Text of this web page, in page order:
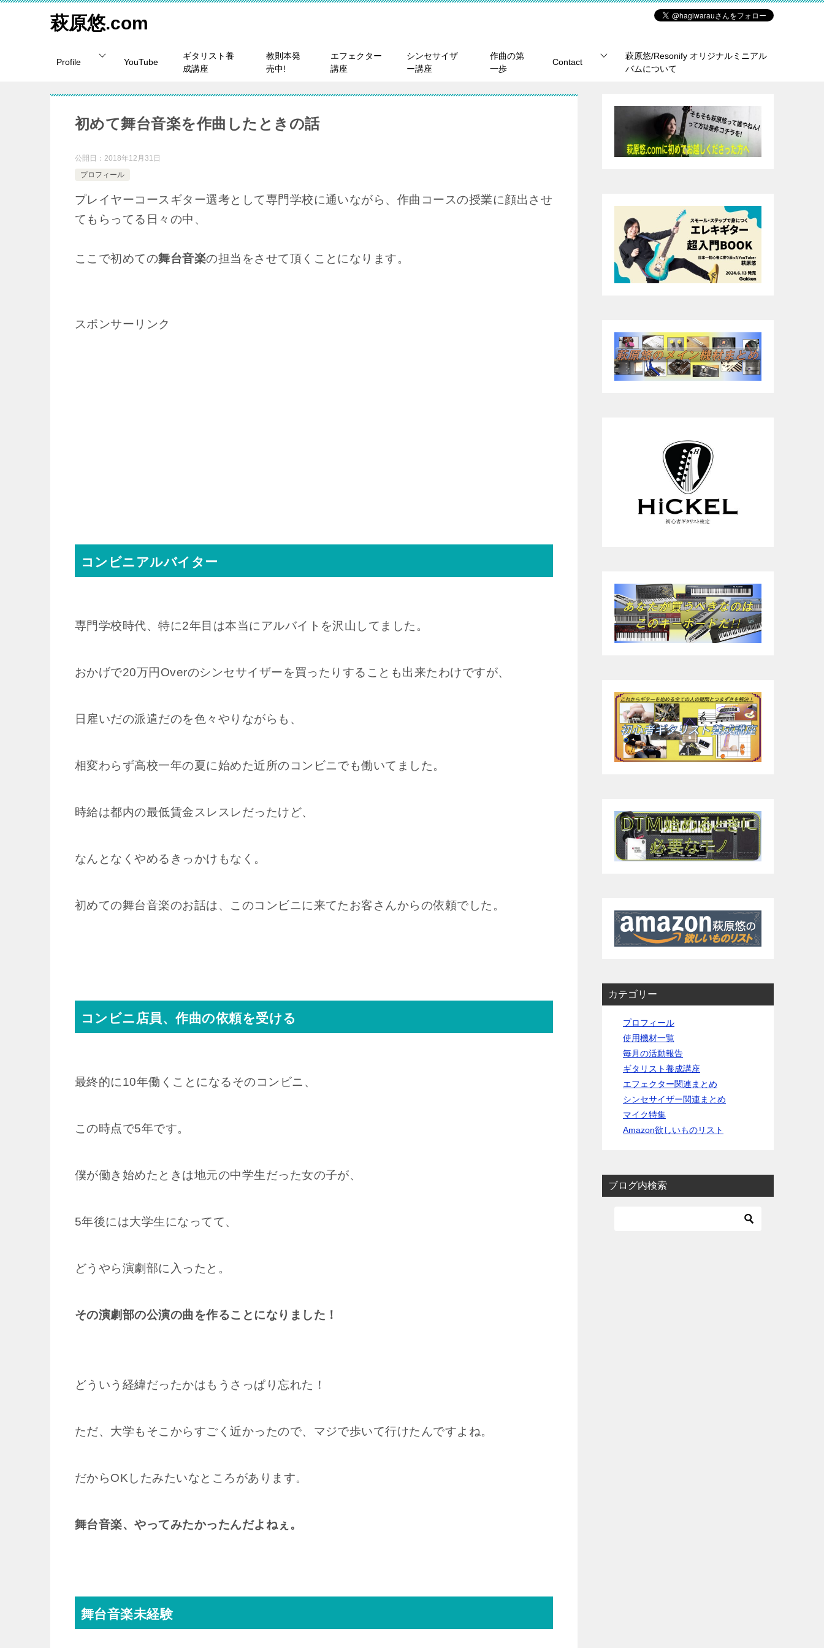
萩原悠.com
Profile YouTube
ギタリスト養
成講座
教則本発
売中!
エフェクター
講座
シンセサイザ
ー講座
作曲の第
一歩
Contact
萩原悠/Resonify オリジナルミニアル
バムについて
初めて舞台音楽を作曲したときの話
公開日： 2018年12月31日
プロフィール
プレイヤーコースギター選考として専門学校に通いながら、作曲コースの授業に顔出させ
てもらってる日々の中、
ここで初めての舞台音楽の担当をさせて頂くことになります。
スポンサーリンク
コンビニアルバイター
専門学校時代、特に2年目は本当にアルバイトを沢山してました。
おかげで20万円Overのシンセサイザーを買ったりすることも出来たわけですが、
日雇いだの派遣だのを色々やりながらも、
相変わらず高校一年の夏に始めた近所のコンビニでも働いてました。
時給は都内の最低賃金スレスレだったけど、
なんとなくやめるきっかけもなく。
初めての舞台音楽のお話は、このコンビニに来てたお客さんからの依頼でした。
コンビニ店員、作曲の依頼を受ける
最終的に10年働くことになるそのコンビニ、
この時点で5年です。
僕が働き始めたときは地元の中学生だった女の子が、
5年後には大学生になってて、
どうやら演劇部に入ったと。
その演劇部の公演の曲を作ることになりました！
どういう経緯だったかはもうさっぱり忘れた！
ただ、大学もそこからすごく近かったので、マジで歩いて行けたんですよね。
だからOKしたみたいなところがあります。
舞台音楽、やってみたかったんだよねぇ。
舞台音楽未経験
カテゴリー
プロフィール
使用機材一覧
毎月の活動報告
ギタリスト養成講座
エフェクター関連まとめ
シンセサイザー関連まとめ
マイク特集
Amazon欲しいものリスト
ブログ内検索